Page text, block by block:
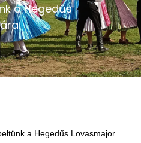
a Hegedűs
a Hegedűs Lovasmajor